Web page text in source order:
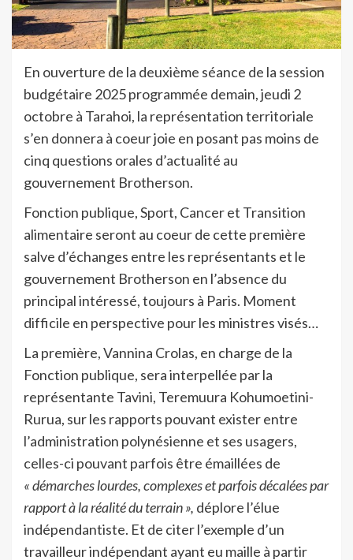
En ouverture de la deuxième séance de la session
budgétaire 2025 programmée demain, jeudi 2
octobre à Tarahoi, la représentation territoriale
s’en donnera à coeur joie en posant pas moins de
cinq questions orales d’actualité au
gouvernement Brotherson.
Fonction publique, Sport, Cancer et Transition
alimentaire seront au coeur de cette première
salve d’échanges entre les représentants et le
gouvernement Brotherson en l’absence du
principal intéressé, toujours à Paris. Moment
difficile en perspective pour les ministres visés…
La première, Vannina Crolas, en charge de la
Fonction publique, sera interpellée par la
représentante Tavini, Teremuura Kohumoetini-
Rurua, sur les rapports pouvant exister entre
l’administration polynésienne et ses usagers,
celles-ci pouvant parfois être émaillées de
« démarches lourdes, complexes et parfois décalées par
rapport à la réalité du terrain », déplore l’élue
indépendantiste. Et de citer l’exemple d’un
travailleur indépendant ayant eu maille à partir